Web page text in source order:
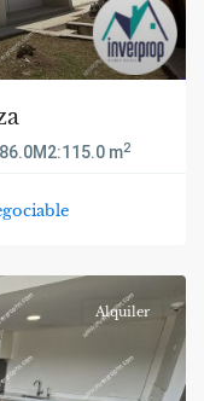
M2:115.0 m2
Alquiler